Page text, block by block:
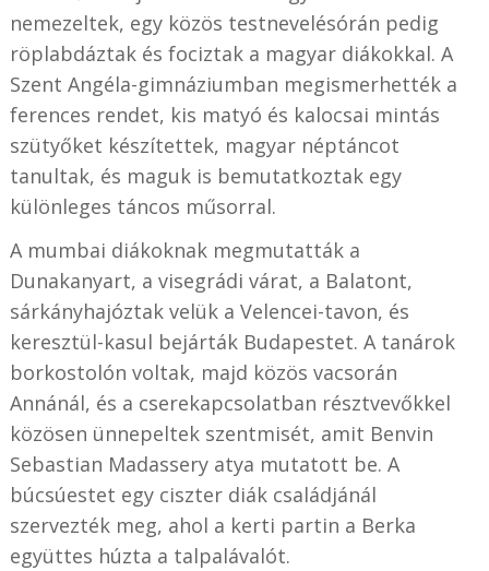
nemezeltek, egy közös testnevelésórán pedig
röplabdáztak és fociztak a magyar diákokkal. A
Szent Angéla-gimnáziumban megismerhették a
ferences rendet, kis matyó és kalocsai mintás
szütyőket készítettek, magyar néptáncot
tanultak, és maguk is bemutatkoztak egy
különleges táncos műsorral.
A mumbai diákoknak megmutatták a
Dunakanyart, a visegrádi várat, a Balatont,
sárkányhajóztak velük a Velencei-tavon, és
keresztül-kasul bejárták Budapestet. A tanárok
borkostolón voltak, majd közös vacsorán
Annánál, és a cserekapcsolatban résztvevőkkel
közösen ünnepeltek szentmisét, amit Benvin
Sebastian Madassery atya mutatott be. A
búcsúestet egy ciszter diák családjánál
szervezték meg, ahol a kerti partin a Berka
együttes húzta a talpalávalót.